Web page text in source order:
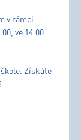
v rámci
ve 14.00
Získáte